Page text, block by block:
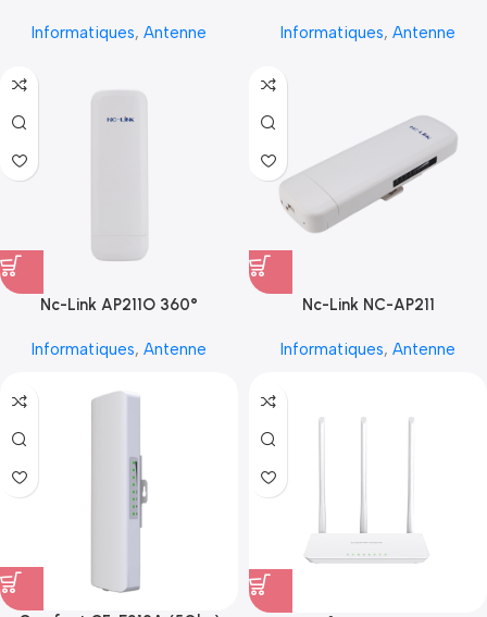
Informatiques, Antenne Informatiques, Antenne
Nc-Link AP211O 360°
Informatiques, Antenne
Nc-Link NC-AP211
Informatiques, Antenne